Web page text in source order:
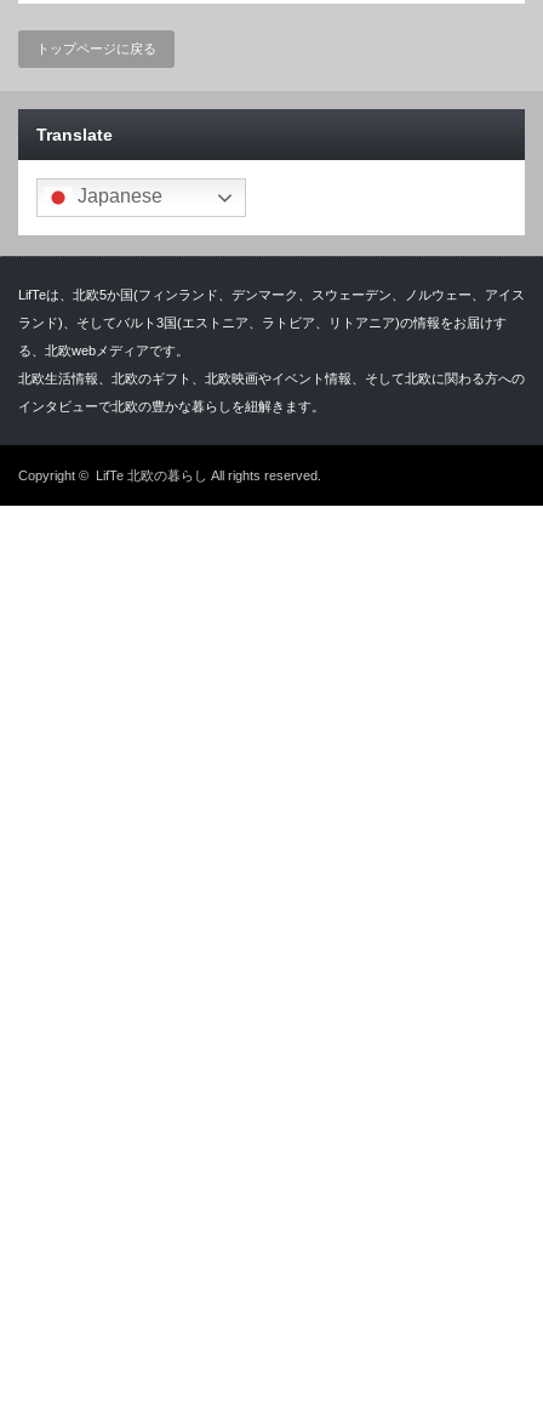
トップページに戻る
Translate
Japanese
LifTeは、北欧5か国(フィンランド、デンマーク、スウェーデン、ノルウェー、アイス
ランド)、そしてバルト3国(エストニア、ラトビア、リトアニア)の情報をお届けす
る、北欧webメディアです。
北欧生活情報、北欧のギフト、北欧映画やイベント情報、そして北欧に関わる方への
インタビューで北欧の豊かな暮らしを紐解きます。
Copyright © LifTe 北欧の暮らし All rights reserved.